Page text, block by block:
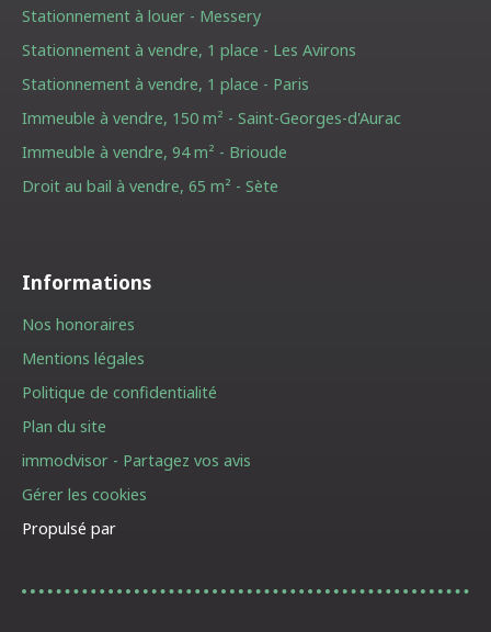
Stationnement à louer - Messery
Stationnement à vendre, 1 place - Les Avirons
Stationnement à vendre, 1 place - Paris
Immeuble à vendre, 150 m² - Saint-Georges-d'Aurac
Immeuble à vendre, 94 m² - Brioude
Droit au bail à vendre, 65 m² - Sète
Informations
Nos honoraires
Mentions légales
Politique de confidentialité
Plan du site
immodvisor - Partagez vos avis
Gérer les cookies
Propulsé par